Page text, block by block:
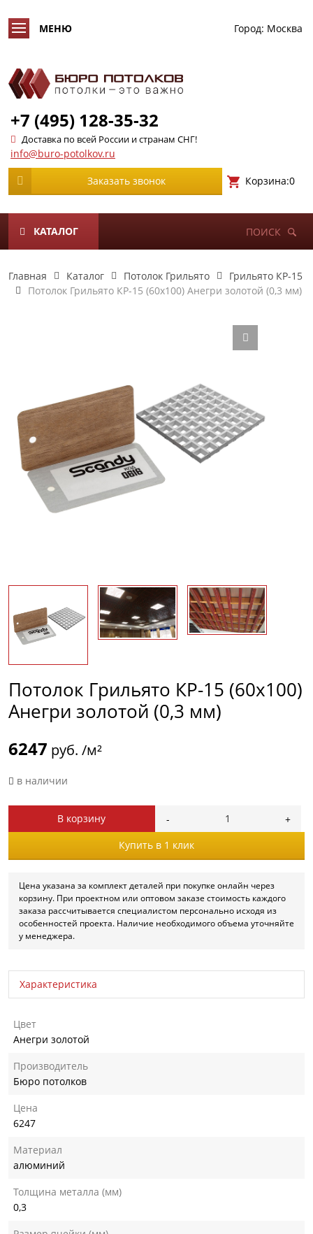
Город: Москва
+7 (495) 128-35-32
Доставка по всей России и странам СНГ!
info@buro-potolkov.ru
Заказать звонок Корзина:0
КАТАЛОГ ПОИСК
Главная Каталог Потолок Грильято
Грильято КР-15
Потолок Грильято КР-15 (60х100) Анегри золотой (0,3 мм)
Потолок Грильято КР-15 (60х100)
Анегри золотой (0,3 мм)
6247 руб. /м²
в наличии
В корзину
Купить в 1 клик
Цена указана за комплект деталей при покупке онлайн через
корзину. При проектном или оптовом заказе стоимость каждого
заказа рассчитывается специалистом персонально исходя из
особенностей проекта. Наличие необходимого объема уточняйте
у менеджера.
Характеристика
Цвет
Анегри золотой
Производитель
Бюро потолков
Цена
6247
Материал
алюминий
Толщина металла (мм)
0,3